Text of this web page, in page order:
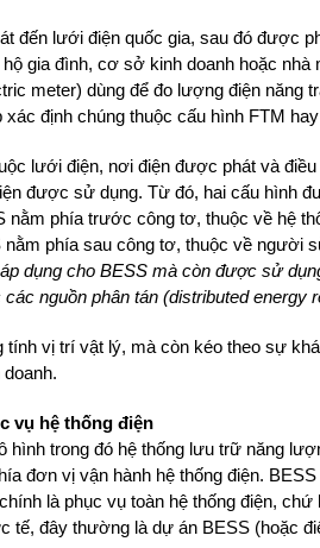
đến lưới điện quốc gia, sau đó được
gia đình, cơ sở kinh doanh hoặc nhà
meter) dùng để đo lượng điện năng
định chúng thuộc cấu hình FTM
lưới điện, nơi điện được phát và
được sử dụng. Từ đó, hai cấu hình
nằm phía trước công tơ, thuộc về hệ
phía sau công tơ, thuộc về người
dụng cho BESS mà còn được sử
nguồn phân tán (distributed energy
vị trí vật lý, mà còn kéo theo sự
vụ hệ thống điện
hình trong đó hệ thống lưu trữ năng
đơn vị vận hành hệ thống điện.
là phục vụ toàn hệ thống điện, chứ
tế, đây thường là dự án BESS (hoặc